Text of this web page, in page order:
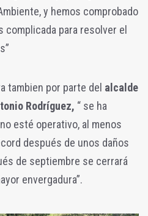
y hemos comprobado
complicada para resolver el
tambien por parte del alcalde
Rodríguez, “ se ha
esté operativo, al menos
después de unos daños
de septiembre se cerrará
envergadura”.